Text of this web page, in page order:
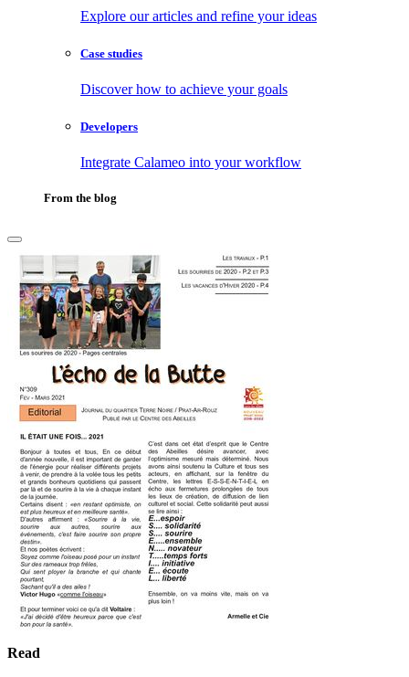
Explore our articles and refine your ideas
Case studies
Discover how to achieve your goals
Developers
Integrate Calameo into your workflow
From the blog
Read